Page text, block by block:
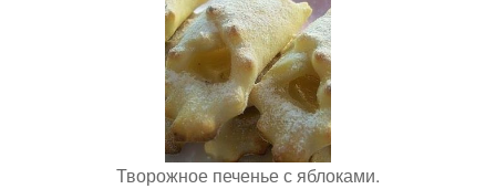
Творожное печенье с яблоками.